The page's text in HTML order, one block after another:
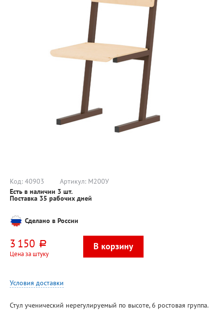
Код: 40903 Артикул: М200У
Есть в наличии 3 шт.
Поставка 35 рабочих дней
Сделано в России
3 150 руб.
Цена за штуку
Условия доставки
Стул ученический нерегулируемый по высоте, 6 ростовая группа.